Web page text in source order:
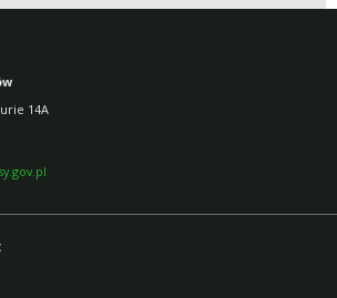
14A